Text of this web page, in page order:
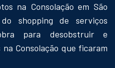
na Consolação em São
shopping de serviços
para desobstruir e
Consolação que ficaram